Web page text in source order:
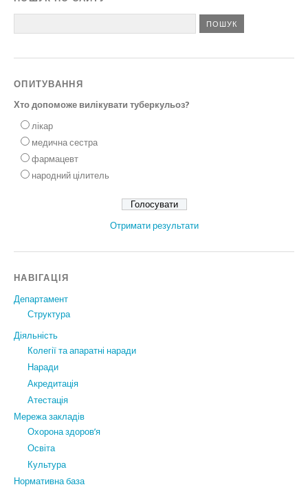
ОПИТУВАННЯ
Хто допоможе вилікувати туберкульоз?
лікар
медична сестра
фармацевт
народний цілитель
Отримати результати
НАВІГАЦІЯ
Департамент
Структура
Діяльність
Колегії та апаратні наради
Наради
Акредитація
Атестація
Мережа закладів
Охорона здоров’я
Освіта
Культура
Нормативна база